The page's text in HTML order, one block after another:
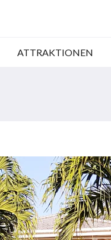
ATTRAKTIONEN